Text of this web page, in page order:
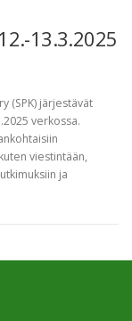
13.3.2025
(SPK) järjestävät
verkossa.
viestintään,
ja